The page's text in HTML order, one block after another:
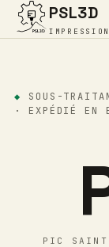
PSL3D
◆
SOUS-
· EXPÉDIÉ EN
PIC